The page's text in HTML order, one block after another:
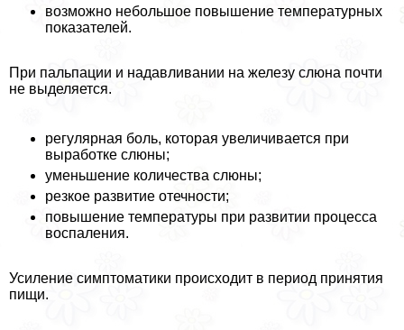
возможно небольшое повышение температурных
показателей.
При пальпации и надавливании на железу слюна почти
не выделяется.
регулярная боль, которая увеличивается при
выработке слюны;
уменьшение количества слюны;
резкое развитие отечности;
повышение температуры при развитии процесса
воспаления.
Усиление симптоматики происходит в период принятия
пищи.